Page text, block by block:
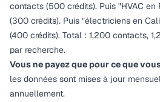
contacts (500 crédits). Puis "HVAC
(300 crédits). Puis "électriciens en
(400 crédits). Total : 1,200 contacts,
par recherche.
Vous ne payez que pour ce que
les données sont mises à jour
annuellement.